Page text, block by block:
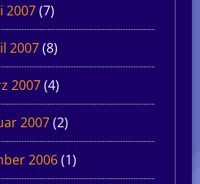
2007(7)
2007(8)
2007(4)
2007(2)
2006(1)